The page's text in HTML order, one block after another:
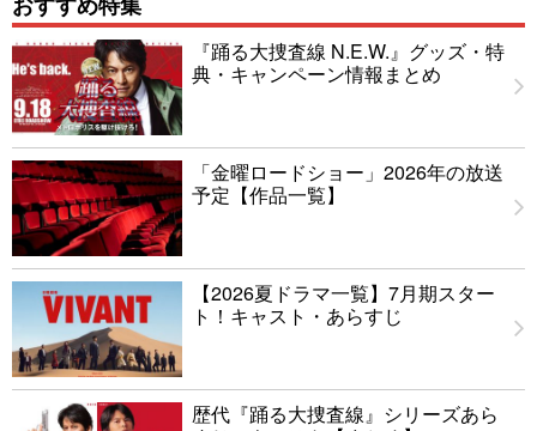
『踊る大捜査線 N.E.W.』グッズ・特
典・キャンペーン情報まとめ
「金曜ロードショー」2026年の放送
予定【作品一覧】
【2026夏ドラマ一覧】7月期スター
ト！キャスト・あらすじ
歴代『踊る大捜査線』シリーズあら